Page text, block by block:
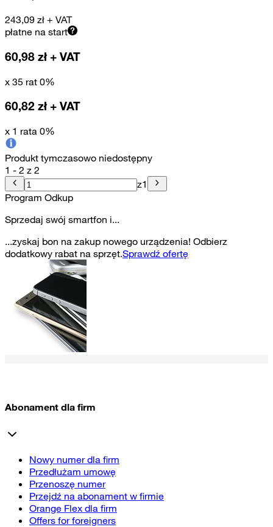
243,09 zł + VAT
płatne na start
60,98 zł + VAT
x 35 rat 0%
60,82 zł + VAT
x 1 rata 0%
Produkt tymczasowo niedostępny
1 - 2 z 2
z1
Program Odkup
Sprzedaj swój smartfon i...
...zyskaj bon na zakup nowego urządzenia! Odbierz
dodatkowy rabat na sprzęt.Sprawdź ofertę
Abonament dla firm
Nowy numer dla firm
Przedłużam umowę
Przenoszę numer
Przejdź na abonament w firmie
Orange Flex dla firm
Offers for foreigners